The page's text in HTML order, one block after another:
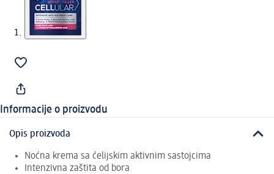
Informacije o proizvodu
Opis proizvoda
Noćna krema sa ćelijskim aktivnim sastojcima
Intenzivna zaštita od bora